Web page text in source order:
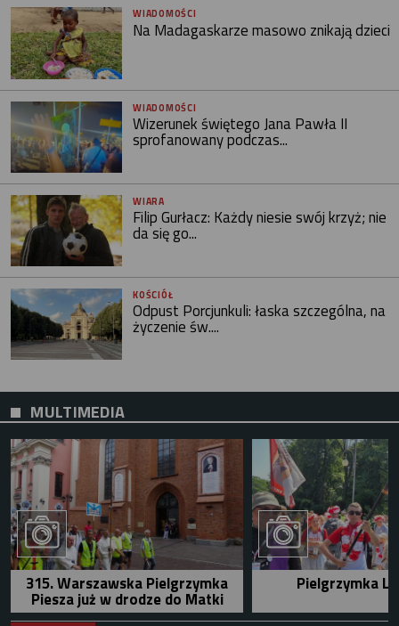
WIADOMOŚCI
Na Madagaskarze masowo znikają dzieci
WIADOMOŚCI
Wizerunek świętego Jana Pawła II
sprofanowany podczas...
WIARA
Filip Gurłacz: Każdy niesie swój krzyż; nie
da się go...
KOŚCIÓŁ
Odpust Porcjunkuli: łaska szczególna, na
życzenie św....
MULTIMEDIA
315. Warszawska Pielgrzymka
Piesza już w drodze do Matki
Pielgrzymka